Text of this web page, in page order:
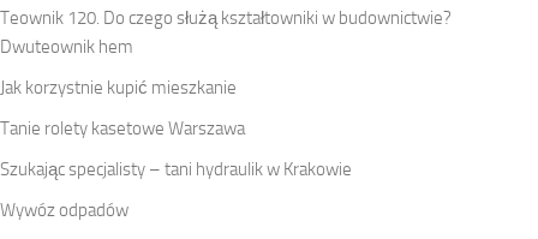
Teownik 120. Do czego służą kształtowniki w budownictwie?
Dwuteownik hem
Jak korzystnie kupić mieszkanie
Tanie rolety kasetowe Warszawa
Szukając specjalisty – tani hydraulik w Krakowie
Wywóz odpadów